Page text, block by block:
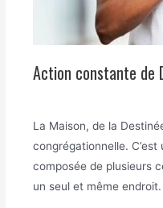
Action constante de
La Maison, de la
congrégationnelle.
composée de plusieurs
un seul et même endroit.